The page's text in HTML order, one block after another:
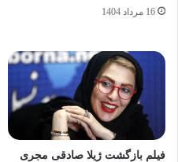
16 مرداد 1404
فیلم بازگشت ژیلا صادقی مجری